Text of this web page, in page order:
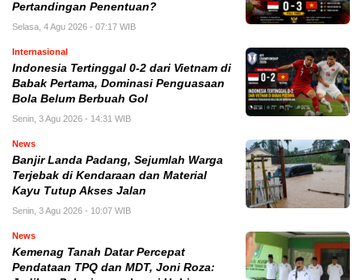
Pertandingan Penentuan?
Selasa, 4 Agu 2026 - 07:17 WIB
Internasional
Indonesia Tertinggal 0-2 dari Vietnam di
Babak Pertama, Dominasi Penguasaan
Bola Belum Berbuah Gol
Senin, 3 Agu 2026 - 14:31 WIB
News
Banjir Landa Padang, Sejumlah Warga
Terjebak di Kendaraan dan Material
Kayu Tutup Akses Jalan
Senin, 3 Agu 2026 - 10:07 WIB
News
Kemenag Tanah Datar Percepat
Pendataan TPQ dan MDT, Joni Roza: